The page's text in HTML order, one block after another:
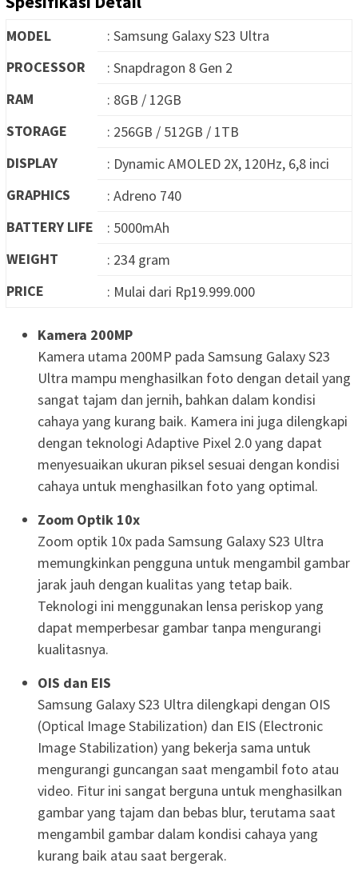
MODEL
: Samsung Galaxy S23 Ultra
PROCESSOR
: Snapdragon 8 Gen 2
RAM
: 8GB / 12GB
STORAGE
: 256GB / 512GB / 1TB
DISPLAY
: Dynamic AMOLED 2X, 120Hz, 6,8 inci
GRAPHICS
: Adreno 740
BATTERY LIFE
: 5000mAh
WEIGHT
: 234 gram
PRICE
: Mulai dari Rp19.999.000
Kamera 200MP
Kamera utama 200MP pada Samsung Galaxy S23
Ultra mampu menghasilkan foto dengan detail yang
sangat tajam dan jernih, bahkan dalam kondisi
cahaya yang kurang baik. Kamera ini juga dilengkapi
dengan teknologi Adaptive Pixel 2.0 yang dapat
menyesuaikan ukuran piksel sesuai dengan kondisi
cahaya untuk menghasilkan foto yang optimal.
Zoom Optik 10x
Zoom optik 10x pada Samsung Galaxy S23 Ultra
memungkinkan pengguna untuk mengambil gambar
jarak jauh dengan kualitas yang tetap baik.
Teknologi ini menggunakan lensa periskop yang
dapat memperbesar gambar tanpa mengurangi
kualitasnya.
OIS dan EIS
Samsung Galaxy S23 Ultra dilengkapi dengan OIS
(Optical Image Stabilization) dan EIS (Electronic
Image Stabilization) yang bekerja sama untuk
mengurangi guncangan saat mengambil foto atau
video. Fitur ini sangat berguna untuk menghasilkan
gambar yang tajam dan bebas blur, terutama saat
mengambil gambar dalam kondisi cahaya yang
kurang baik atau saat bergerak.